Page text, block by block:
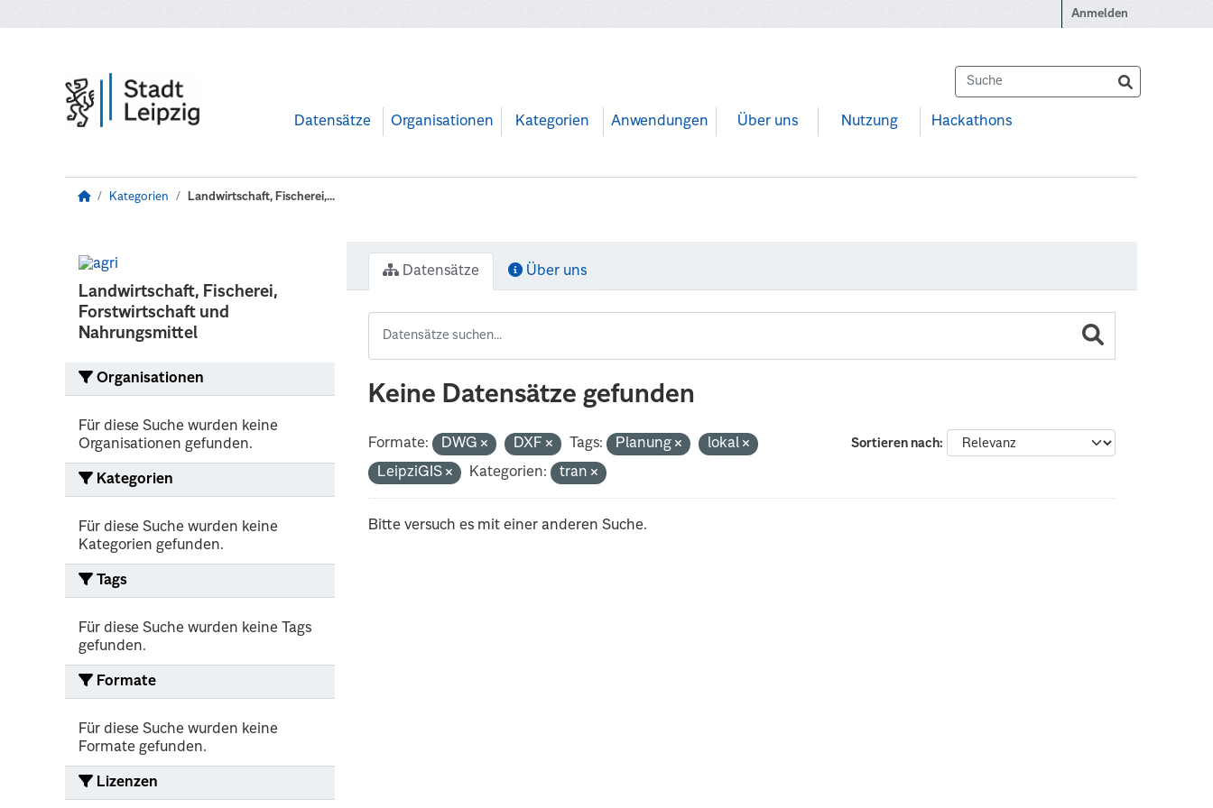
Anmelden
Datensätze Organisationen Kategorien Anwendungen Über uns Nutzung Hackathons
Kategorien Landwirtschaft, Fischerei,...
Landwirtschaft, Fischerei,
Forstwirtschaft und
Nahrungsmittel
Organisationen
Für diese Suche wurden keine
Organisationen gefunden.
Kategorien
Für diese Suche wurden keine
Kategorien gefunden.
Tags
Für diese Suche wurden keine Tags
gefunden.
Formate
Für diese Suche wurden keine
Formate gefunden.
Lizenzen
Datensätze Über uns
Keine Datensätze gefunden
Sortieren nach
Formate: DWG DXF Tags: Planung
lokal
LeipziGIS
Kategorien: tran
Bitte versuch es mit einer anderen Suche.